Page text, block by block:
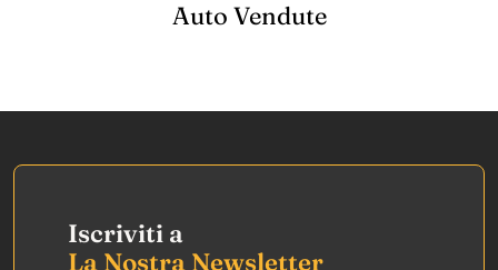
Auto Vendute
Iscriviti a
La Nostra Newsletter